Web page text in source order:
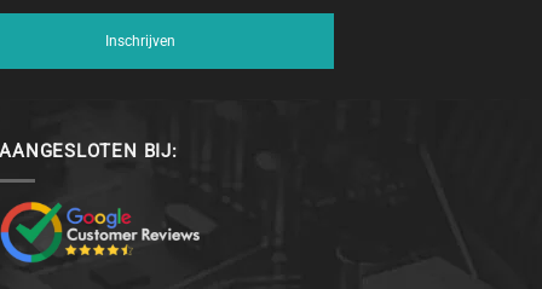
Inschrijven
AANGESLOTEN BIJ: